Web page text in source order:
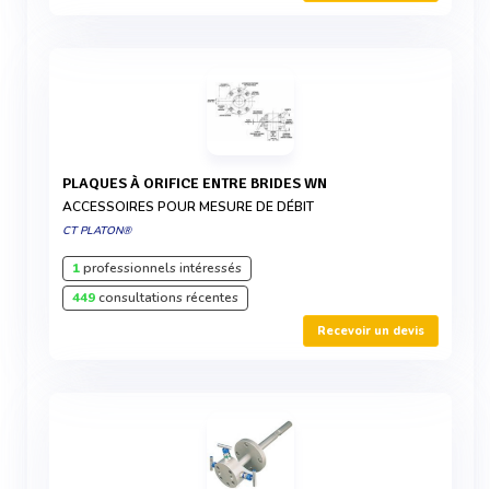
PLAQUES À ORIFICE ENTRE BRIDES WN
ACCESSOIRES POUR MESURE DE DÉBIT
CT PLATON®
1professionnels intéressés
449consultations récentes
Recevoir un devis